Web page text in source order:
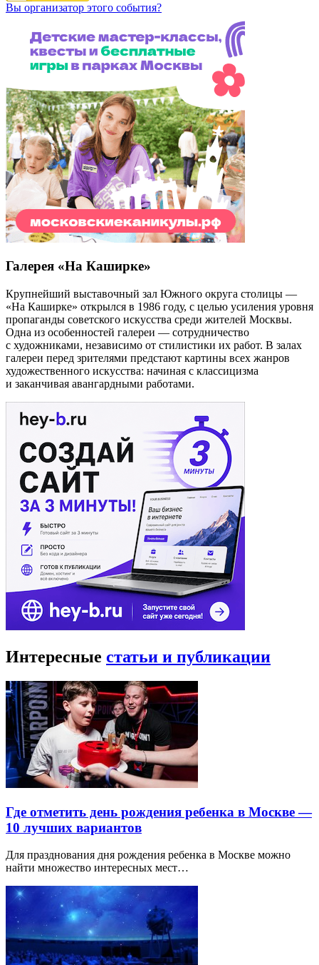
Вы организатор этого события?
Галерея «На Каширке»
Крупнейший выставочный зал Южного округа столицы —
«На Каширке» открылся в 1986 году, с целью усиления уровня
пропаганды советского искусства среди жителей Москвы.
Одна из особенностей галереи — сотрудничество
с художниками, независимо от стилистики их работ. В залах
галереи перед зрителями предстают картины всех жанров
художественного искусства: начиная с классицизма
и заканчивая авангардными работами.
Интересные статьи и публикации
Где отметить день рождения ребенка в Москве —
10 лучших вариантов
Для празднования дня рождения ребенка в Москве можно
найти множество интересных мест…